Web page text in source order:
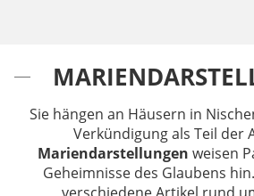
Sie hängen an Häusern in
Verkündigung als Teil der
Mariendarstellungen weisen
Geheimnisse des Glaubens